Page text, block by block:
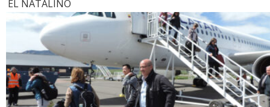
EL NATALINO